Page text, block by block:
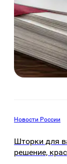
Новости России
Шторки для
решение,